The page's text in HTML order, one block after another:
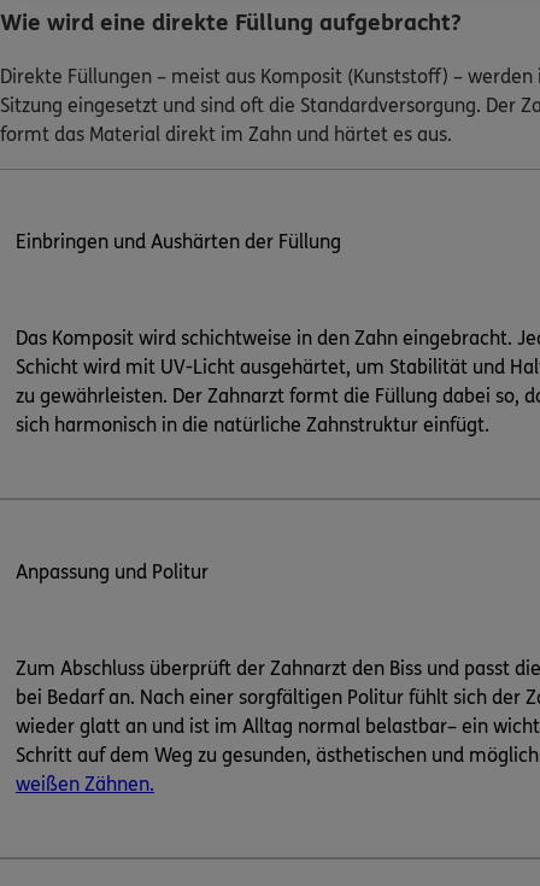
Wie wird eine direkte Füllung aufgebracht?
Direkte Füllungen – meist aus Komposit (Kunststoff) – werden
Sitzung eingesetzt und sind oft die Standardversorgung. Der
formt das Material direkt im Zahn und härtet es aus.
Einbringen und Aushärten der Füllung
Das Komposit wird schichtweise in den Zahn eingebracht.
Schicht wird mit UV-Licht ausgehärtet, um Stabilität und
zu gewährleisten. Der Zahnarzt formt die Füllung dabei so,
sich harmonisch in die natürliche Zahnstruktur einfügt.
Anpassung und Politur
Zum Abschluss überprüft der Zahnarzt den Biss und passt
bei Bedarf an. Nach einer sorgfältigen Politur fühlt sich der
wieder glatt an und ist im Alltag normal belastbar– ein
Schritt auf dem Weg zu gesunden, ästhetischen und
weißen Zähnen.